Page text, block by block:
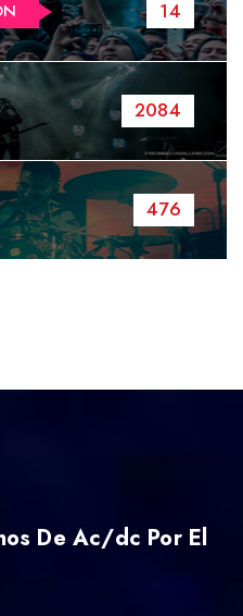
14
2084
476
De Ac/dc Por El